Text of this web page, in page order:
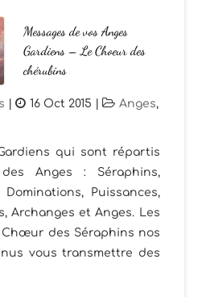
Messages de vos Anges
Gardiens – Le Choeur des
chérubins
| 16 Oct 2015 | Anges,
qui sont répartis
Anges : Séraphins,
Puissances,
Archanges et Anges. Les
Chœur des Séraphins nos
vous transmettre des